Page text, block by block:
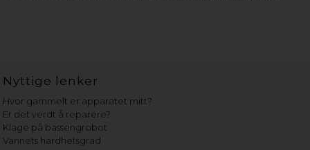
Nyttige lenker
Hvor gammelt er apparatet mitt?
Er det verdt å reparere?
Klage på bassengrobot
Vannets hardhetsgrad